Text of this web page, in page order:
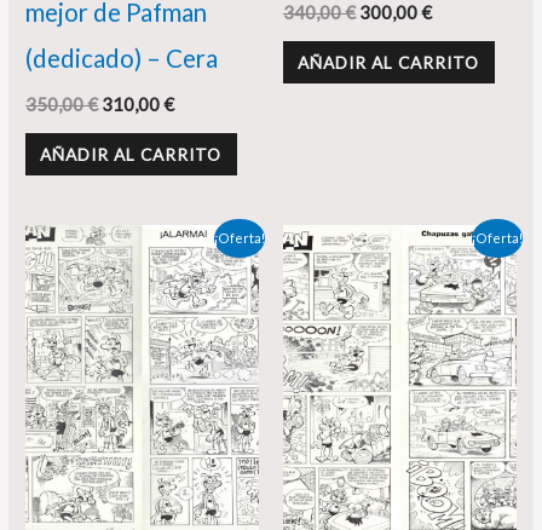
mejor de Pafman
(dedicado) – Cera
350,00€ 310,00€
AÑADIR AL CARRITO
340,00€ 300,00€
AÑADIR AL CARRITO
¡Oferta!
El
precio
original
era:
350,00 €.
El
precio
actual
es:
298,00 €.
¡Oferta!
El
precio
original
era:
350,00 €.
El
precio
actual
es:
295,00 €.